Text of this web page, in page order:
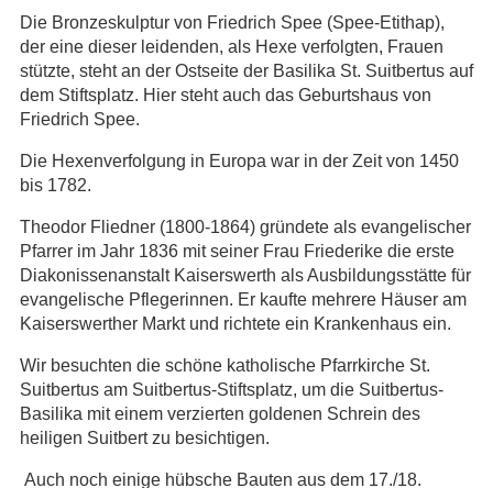
Die Bronzeskulptur von Friedrich Spee (Spee-Etithap),
der eine dieser leidenden, als Hexe verfolgten, Frauen
stützte, steht an der Ostseite der Basilika St. Suitbertus auf
dem Stiftsplatz. Hier steht auch das Geburtshaus von
Friedrich Spee.
Die Hexenverfolgung in Europa war in der Zeit von 1450
bis 1782.
Theodor Fliedner (1800-1864) gründete als evangelischer
Pfarrer im Jahr 1836 mit seiner Frau Friederike die erste
Diakonissenanstalt Kaiserswerth als Ausbildungsstätte für
evangelische Pflegerinnen. Er kaufte mehrere Häuser am
Kaiserswerther Markt und richtete ein Krankenhaus ein.
Wir besuchten die schöne katholische Pfarrkirche St.
Suitbertus am Suitbertus-Stiftsplatz, um die Suitbertus-
Basilika mit einem verzierten goldenen Schrein des
heiligen Suitbert zu besichtigen.
Auch noch einige hübsche Bauten aus dem 17./18.